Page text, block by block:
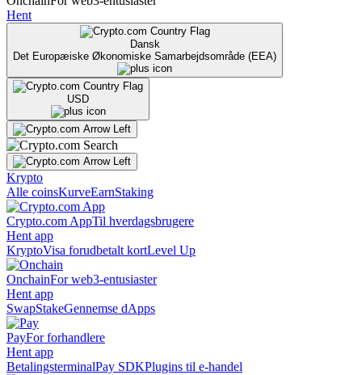
Hent
Dansk
Det Europæiske Økonomiske Samarbejdsområde (EEA)
USD
Krypto
Alle coinsKurveEarnStaking
Crypto.com AppTil hverdagsbrugere
Hent app
KryptoVisa forudbetalt kortLevel Up
OnchainFor web3-entusiaster
Hent app
SwapStakeGennemse dApps
PayFor forhandlere
Hent app
BetalingsterminalPay SDKPlugins til e-handel